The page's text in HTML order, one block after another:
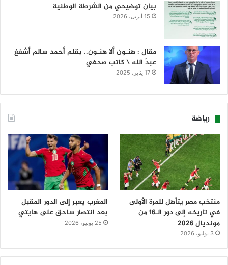
بيان توضيحي من الشرطة الوطنية
15 أبريل، 2026
مقال : هنـون ألا هنـون.. بقلم أحمد سالم أشفغ
عبدُ الله \ كاتب صحفي
17 يناير، 2025
رياضة
منتخب مصر يتأهل للمرة الأولى
في تاريخه إلى دور الـ16 من
مونديال 2026
3 يوليو، 2026
المغرب يعبر إلى الدور المقبل
بعد انتصار ساحق على هايتي
25 يونيو، 2026